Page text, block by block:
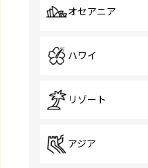
オセアニア
ハワイ
リゾート
アジア